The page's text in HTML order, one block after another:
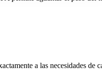
a las necesidades de